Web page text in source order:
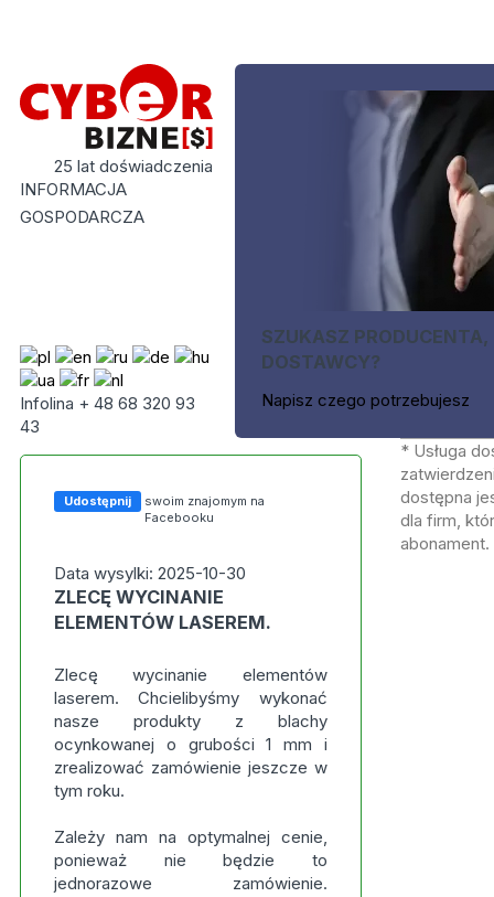
25 lat doświadczenia
INFORMACJA
GOSPODARCZA
Infolina + 48 68 320 93
43
SZUKASZ PRODUCENTA,
DOSTAWCY?
Napisz czego potrzebujesz
Udostępnij
swoim znajomym na
Facebooku
Data wysylki: 2025-10-30
ZLECĘ WYCINANIE
ELEMENTÓW LASEREM.
Zlecę wycinanie elementów
laserem. Chcielibyśmy wykonać
nasze produkty z blachy
ocynkowanej o grubości 1 mm i
zrealizować zamówienie jeszcze w
tym roku.
Zależy nam na optymalnej cenie,
ponieważ nie będzie to
jednorazowe zamówienie.
* Usługa
dostępna
dla firm,
abonament.